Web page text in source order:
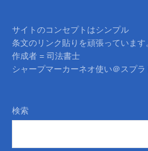
サイトのコンセプトはシンプル
条文のリンク貼りを頑張っています
作成者 = 司法書士
シャープマーカーネオ使い＠スプラ
検索